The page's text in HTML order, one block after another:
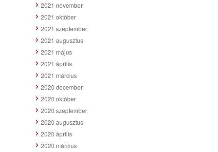
2021 november
2021 október
2021 szeptember
2021 augusztus
2021 május
2021 április
2021 március
2020 december
2020 október
2020 szeptember
2020 augusztus
2020 április
2020 március